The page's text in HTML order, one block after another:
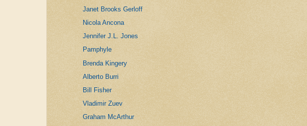
Janet Brooks Gerloff
Nicola Ancona
Jennifer J.L. Jones
Pamphyle
Brenda Kingery
Alberto Burri
Bill Fisher
Vladimir Zuev
Graham McArthur